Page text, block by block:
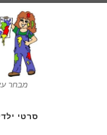
מבחר
סרטי